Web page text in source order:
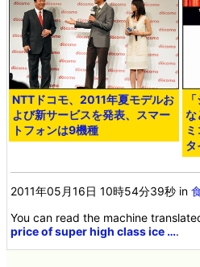
NTTドコモ、2011年夏モデルお
よび新サービスを発表、スマー
トフォンは9機種
な
タ
2011年05月16日 10時54分39秒 in
You can read the machine
price of super high class ice ….